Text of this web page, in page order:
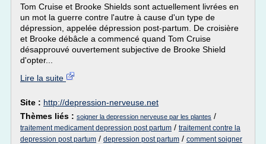
Tom Cruise et Brooke Shields sont actuellement livrées en
un mot la guerre contre l'autre à cause d'un type de
dépression, appelée dépression post-partum. De croisière
et Brooke débâcle a commencé quand Tom Cruise
désapprouvé ouvertement subjective de Brooke Shield
d'opter...
Lire la suite
Site : http://depression-nerveuse.net
Thèmes liés : soigner la depression nerveuse par les plantes /
traitement medicament depression post partum / traitement contre la
depression post partum / depression post partum / comment soigner